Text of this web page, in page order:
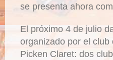
se presenta ahora
El próximo 4 de julio
organizado por el
Picken Claret: dos